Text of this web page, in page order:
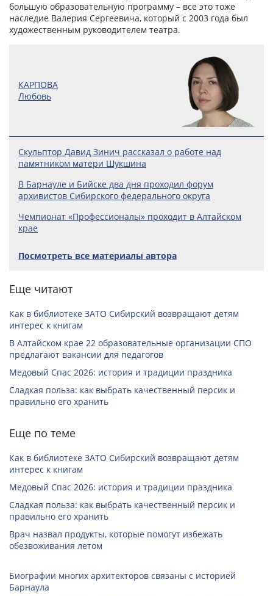
большую образовательную программу – все это тоже
наследие Валерия Сергеевича, который с 2003 года был
художественным руководителем театра.
КАРПОВА
Любовь
Скульптор Давид Зинич рассказал о работе над
памятником матери Шукшина
В Барнауле и Бийске два дня проходил форум
архивистов Сибирского федерального округа
Чемпионат «Профессионалы» проходит в Алтайском
крае
Посмотреть все материалы автора
Еще читают
Как в библиотеке ЗАТО Сибирский возвращают детям
интерес к книгам
В Алтайском крае 22 образовательные организации СПО
предлагают вакансии для педагогов
Медовый Спас 2026: история и традиции праздника
Сладкая польза: как выбрать качественный персик и
правильно его хранить
Еще по теме
Как в библиотеке ЗАТО Сибирский возвращают детям
интерес к книгам
Медовый Спас 2026: история и традиции праздника
Сладкая польза: как выбрать качественный персик и
правильно его хранить
Врач назвал продукты, которые помогут избежать
обезвоживания летом
Биографии многих архитекторов связаны с историей
Барнаула